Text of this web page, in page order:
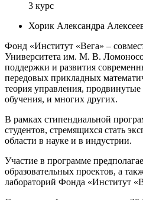
3 курс
Хорик Александра
Фонд «Институт «Вега» –
Университета им. М. В.
поддержки и развития
передовых прикладных
теория управления,
обучения, и многих других.
В рамках стипендиальной
студентов, стремящихся стать
области в науке и в индустрии.
Участие в программе
образовательных проектов, а
лабораторий Фонда «Институт